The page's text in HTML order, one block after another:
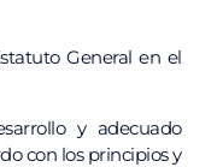
General en el
y adecuado
con los principios y